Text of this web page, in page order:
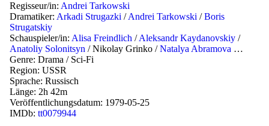
Regisseur/in: Andrei Tarkowski
Dramatiker: Arkadi Strugazki /Andrei Tarkowski /Boris
Strugatskiy
Schauspieler/in: Alisa Freindlich /Aleksandr Kaydanovskiy /
Anatoliy Solonitsyn /Nikolay Grinko /Natalya Abramova …
Genre: Drama / Sci-Fi
Region: USSR
Sprache: Russisch
Länge: 2h 42m
Veröffentlichungsdatum: 1979-05-25
IMDb: tt0079944